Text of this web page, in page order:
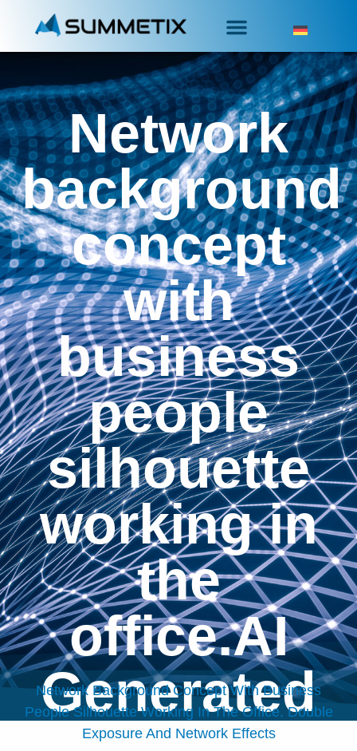
Network
background
concept
with
business
people
silhouette
working in
the
office.AI
Generated
Network Background Concept With Business
People Silhouette Working In The Office. Double
Exposure And Network Effects